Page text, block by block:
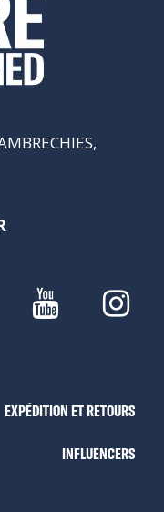
EXPÉDITION ET RETOURS
INFLUENCERS